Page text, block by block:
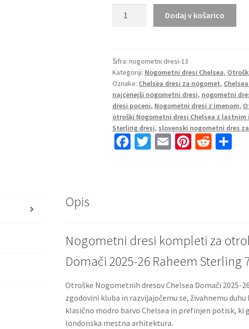
Nogometni dresi kompleti za otroke
26
Raheem
Sterling
7
količina
Dodaj v košarico
Šifra: nogometni dresi-13
Kategoriji: Nogometni dresi Chelsea,
Oznake: Chelsea dresi za nogomet,
najcenejši nogometni dresi, nogometni
dresi poceni, Nogometni dresi z imenom,
otroški Nogometni dresi Chelsea z lastnim
Sterling dresi, slovenski nogometni dres
Fa T E Pi R S
Opis
Nogometni dresi kompleti za
Domači 2025-26 Raheem Sterling
Otroške Nogometnih dresov Chelsea Domači 2025-
zgodovini kluba in razvijajočemu se, živahnemu duhu
klasično modro barvo Chelsea in prefinjen potisk, ki
londonska mestna arhitektura.